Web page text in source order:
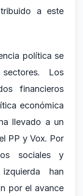
a este
política se
Los
financieros
económica
llevado a un
PP y Vox. Por
sociales y
han
por el avance